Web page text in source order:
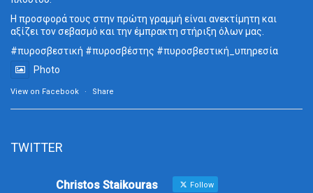
Η προσφορά τους στην πρώτη γραμμή είναι ανεκτίμητη και
αξίζει τον σεβασμό και την έμπρακτη στήριξη όλων μας.
#πυροσβεστική #πυροσβέστης #πυροσβεστική_ υπηρεσία
Photo
View on Facebook · Share
TWITTER
Christos Staikouras Follow